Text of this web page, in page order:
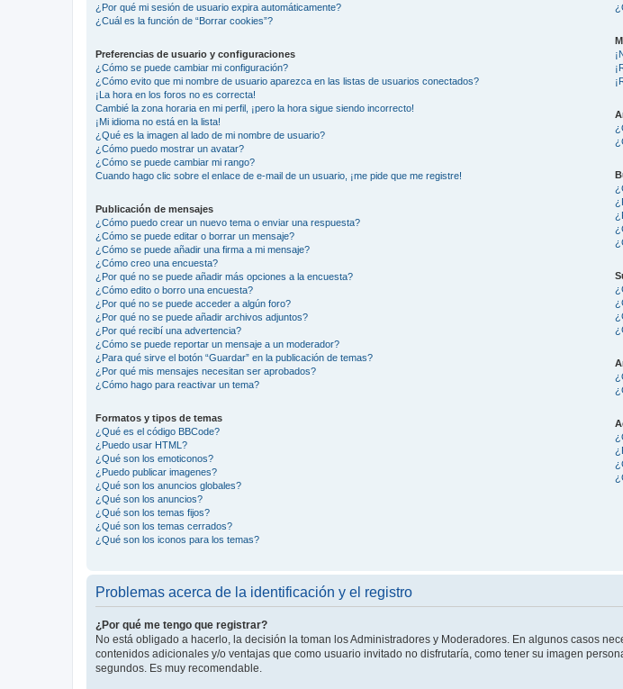
¿Por qué mi sesión de usuario expira automáticamente?
¿Cuál es la función de “Borrar cookies”?
Preferencias de usuario y configuraciones
¿Cómo se puede cambiar mi configuración?
¿Cómo evito que mi nombre de usuario aparezca en las listas de usuarios conectados?
¡La hora en los foros no es correcta!
Cambié la zona horaria en mi perfil, ¡pero la hora sigue siendo incorrecto!
¡Mi idioma no está en la lista!
¿Qué es la imagen al lado de mi nombre de usuario?
¿Cómo puedo mostrar un avatar?
¿Cómo se puede cambiar mi rango?
Cuando hago clic sobre el enlace de e-mail de un usuario, ¡me pide que me registre!
Publicación de mensajes
¿Cómo puedo crear un nuevo tema o enviar una respuesta?
¿Cómo se puede editar o borrar un mensaje?
¿Cómo se puede añadir una firma a mi mensaje?
¿Cómo creo una encuesta?
¿Por qué no se puede añadir más opciones a la encuesta?
¿Cómo edito o borro una encuesta?
¿Por qué no se puede acceder a algún foro?
¿Por qué no se puede añadir archivos adjuntos?
¿Por qué recibí una advertencia?
¿Cómo se puede reportar un mensaje a un moderador?
¿Para qué sirve el botón “Guardar” en la publicación de temas?
¿Por qué mis mensajes necesitan ser aprobados?
¿Cómo hago para reactivar un tema?
Formatos y tipos de temas
¿Qué es el código BBCode?
¿Puedo usar HTML?
¿Qué son los emoticonos?
¿Puedo publicar imagenes?
¿Qué son los anuncios globales?
¿Qué son los anuncios?
¿Qué son los temas fijos?
¿Qué son los temas cerrados?
¿Qué son los iconos para los temas?
Problemas acerca de la identificación y el registro
¿Por qué me tengo que registrar?
No está obligado a hacerlo, la decisión la toman los Administradores y Moderadores. En algunos casos
contenidos adicionales y/o ventajas que como usuario invitado no disfrutaría, como tener su imagen
segundos. Es muy recomendable.